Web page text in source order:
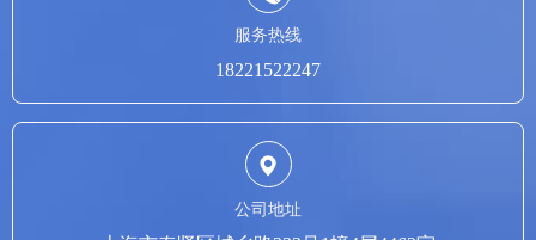
服务热线
18221522247
公司地址